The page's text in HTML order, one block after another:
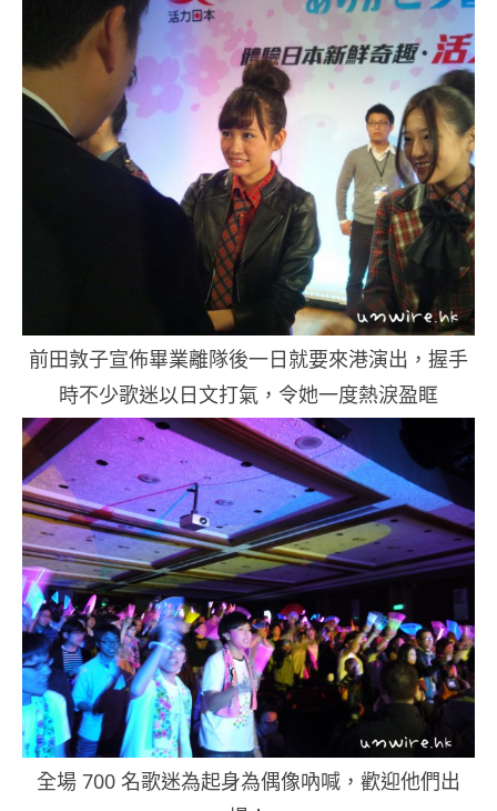
前田敦子宣佈畢業離隊後一日就要來港演出，握手
時不少歌迷以日文打氣，令她一度熱淚盈眶
全場 700 名歌迷為起身為偶像吶喊，歡迎他們出